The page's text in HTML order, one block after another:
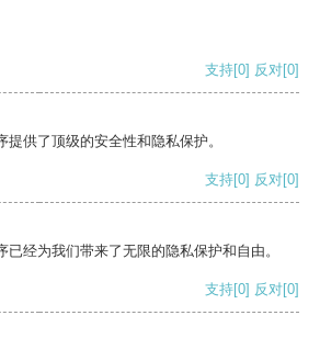
支持[0] 反对[0]
供了顶级的安全性和隐私保护。
支持[0] 反对[0]
经为我们带来了无限的隐私保护和自由。
支持[0] 反对[0]